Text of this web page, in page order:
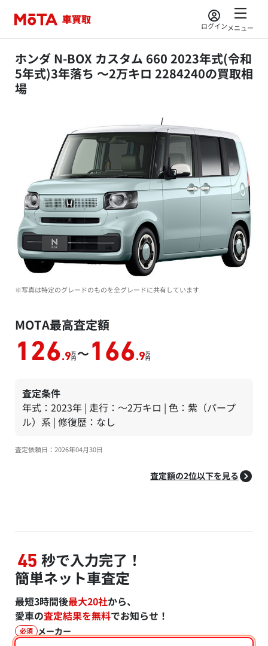
ログインメニュー
ホンダ N-BOX カスタム 660 2023年式(令和
5年式)3年落ち ～2万キロ 2284240の買取相
場
※写真は特定のグレードのものを全グレードに共有しています
MOTA最高査定額
126.9万
円 ～ 166.9万
円
査定条件
年式：2023年 | 走行：～2万キロ | 色：紫（パープ
ル）系 | 修復歴：なし
査定依頼日：2026年04月30日
査定額の2位以下を見る
45 秒で入力完了！
簡単ネット車査定
最短3時間後最大20社から、
愛車の査定結果を無料でお知らせ！
必須 メーカー